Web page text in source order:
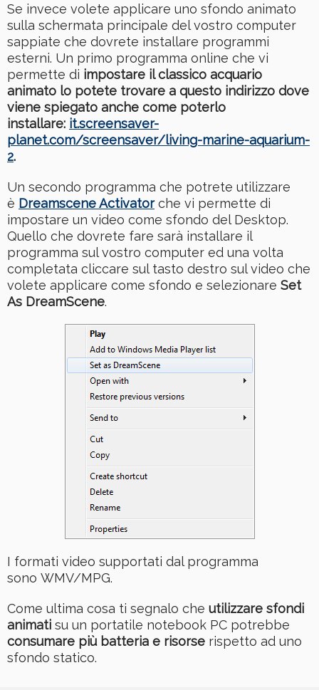
Se invece volete applicare uno sfondo animato
sulla schermata principale del vostro computer
sappiate che dovrete installare programmi
esterni. Un primo programma online che vi
permette di impostare il classico acquario
animato lo potete trovare a questo indirizzo dove
viene spiegato anche come poterlo
installare: it.screensaver-
planet.com/screensaver/living-marine-aquarium-
2.
Un secondo programma che potrete utilizzare
è DreamsceneActivatorche vi permette di
impostare un video come sfondo del Desktop.
Quello che dovrete fare sarà installare il
programma sul vostro computer ed una volta
completata cliccare sul tasto destro sul video che
volete applicare come sfondo e selezionare Set
As DreamScene.
I formati video supportati dal programma
sono WMV/MPG.
Come ultima cosa ti segnalo che utilizzare sfondi
animati su un portatile notebook PC potrebbe
consumare più batteria e risorse rispetto ad uno
sfondo statico.